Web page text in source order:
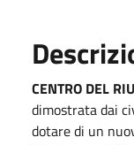
CENTRO DEL
dimostrata dai
dotare di un